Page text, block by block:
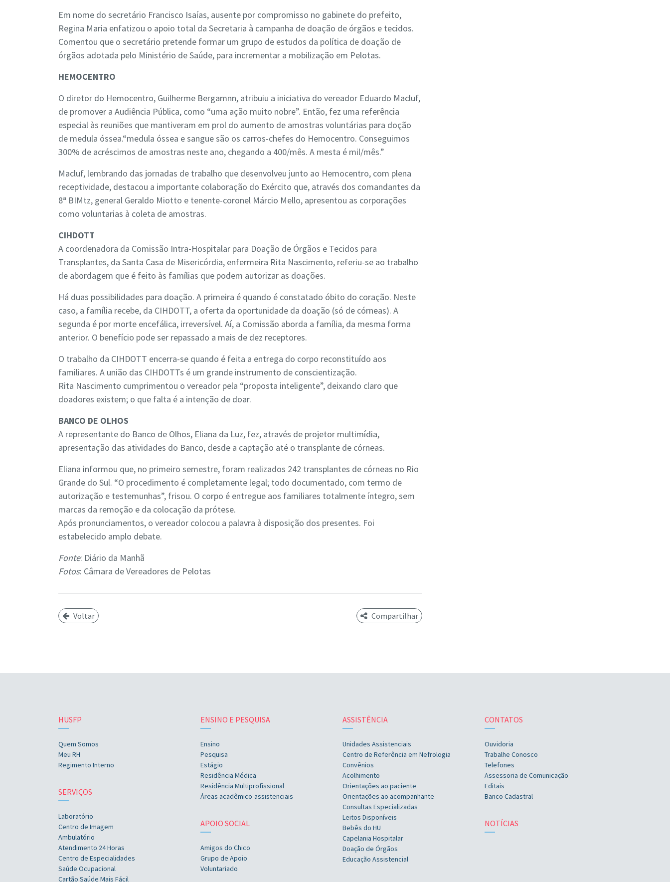
Em nome do secretário Francisco Isaías, ausente por compromisso no gabinete do prefeito,
Regina Maria enfatizou o apoio total da Secretaria à campanha de doação de órgãos e tecidos.
Comentou que o secretário pretende formar um grupo de estudos da política de doação de
órgãos adotada pelo Ministério de Saúde, para incrementar a mobilização em Pelotas.
HEMOCENTRO
O diretor do Hemocentro, Guilherme Bergamnn, atribuiu a iniciativa do vereador Eduardo Macluf,
de promover a Audiência Pública, como “uma ação muito nobre”. Então, fez uma referência
especial às reuniões que mantiveram em prol do aumento de amostras voluntárias para doção
de medula óssea.“medula óssea e sangue são os carros-chefes do Hemocentro. Conseguimos
300% de acréscimos de amostras neste ano, chegando a 400/mês. A mesta é mil/mês.”
Macluf, lembrando das jornadas de trabalho que desenvolveu junto ao Hemocentro, com plena
receptividade, destacou a importante colaboração do Exército que, através dos comandantes da
8ª BIMtz, general Geraldo Miotto e tenente-coronel Márcio Mello, apresentou as corporações
como voluntarias à coleta de amostras.
CIHDOTT
A coordenadora da Comissão Intra-Hospitalar para Doação de Órgãos e Tecidos para
Transplantes, da Santa Casa de Misericórdia, enfermeira Rita Nascimento, referiu-se ao trabalho
de abordagem que é feito às famílias que podem autorizar as doações.
Há duas possibilidades para doação. A primeira é quando é constatado óbito do coração. Neste
caso, a família recebe, da CIHDOTT, a oferta da oportunidade da doação (só de córneas). A
segunda é por morte encefálica, irreversível. Aí, a Comissão aborda a família, da mesma forma
anterior. O benefício pode ser repassado a mais de dez receptores.
O trabalho da CIHDOTT encerra-se quando é feita a entrega do corpo reconstituído aos
familiares. A união das CIHDOTTs é um grande instrumento de conscientização.
Rita Nascimento cumprimentou o vereador pela “proposta inteligente”, deixando claro que
doadores existem; o que falta é a intenção de doar.
BANCO DE OLHOS
A representante do Banco de Olhos, Eliana da Luz, fez, através de projetor multimídia,
apresentação das atividades do Banco, desde a captação até o transplante de córneas.
Eliana informou que, no primeiro semestre, foram realizados 242 transplantes de córneas no Rio
Grande do Sul. “O procedimento é completamente legal; todo documentado, com termo de
autorização e testemunhas”, frisou. O corpo é entregue aos familiares totalmente íntegro, sem
marcas da remoção e da colocação da prótese.
Após pronunciamentos, o vereador colocou a palavra à disposição dos presentes. Foi
estabelecido amplo debate.
Fonte: Diário da Manhã
Fotos: Câmara de Vereadores de Pelotas
Voltar Compartilhar
HUSFP
Quem Somos
Meu RH
Regimento Interno
SERVIÇOS
Laboratório
Centro de Imagem
Ambulatório
Atendimento 24 Horas
Centro de Especialidades
Saúde Ocupacional
Cartão Saúde Mais Fácil
ENSINO E PESQUISA
Ensino
Pesquisa
Estágio
Residência Médica
Residência Multiprofissional
Áreas acadêmico-assistenciais
APOIO SOCIAL
Amigos do Chico
Grupo de Apoio
Voluntariado
ASSISTÊNCIA
Unidades Assistenciais
Centro de Referência em Nefrologia
Convênios
Acolhimento
Orientações ao paciente
Orientações ao acompanhante
Consultas Especializadas
Leitos Disponíveis
Bebês do HU
Capelania Hospitalar
Doação de Órgãos
Educação Assistencial
CONTATOS
Ouvidoria
Trabalhe Conosco
Telefones
Assessoria de Comunicação
Editais
Banco Cadastral
NOTÍCIAS